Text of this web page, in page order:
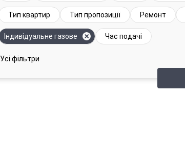
Тип квартир Тип пропозиції Ремонт
Індивідуальне газове Час подачі
Усі фільтри